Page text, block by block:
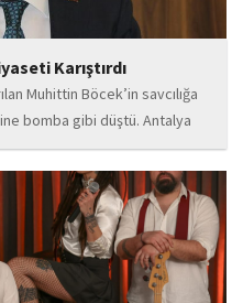
Karıştırdı
Muhittin Böcek’in savcılığa
bomba gibi düştü. Antalya
başvurarak ifade verdiği
31 Mart 2024 yerel